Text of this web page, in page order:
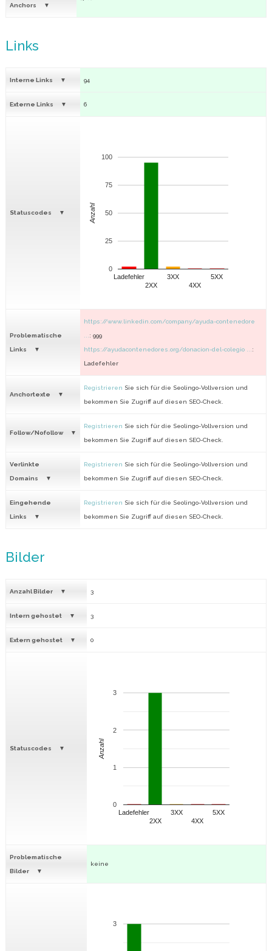
Anchors
Links
Interne Links 94
Externe Links 6
Statuscodes
Ladefehler
2XX
3XX
4XX
5XX
0
25
50
75
100
Anzahl
Problematische
Links
https://www.linkedin.com/company/ayuda-contenedore
: 999
https://ayudacontenedores.org/donacion-del-colegio ... :
Ladefehler
Anchortexte
Registrieren Sie sich für die Seolingo-Vollversion und
bekommen Sie Zugriff auf diesen SEO-Check.
Follow/Nofollow
Registrieren Sie sich für die Seolingo-Vollversion und
bekommen Sie Zugriff auf diesen SEO-Check.
Verlinkte
Domains
Registrieren Sie sich für die Seolingo-Vollversion und
bekommen Sie Zugriff auf diesen SEO-Check.
Eingehende
Links
Registrieren Sie sich für die Seolingo-Vollversion und
bekommen Sie Zugriff auf diesen SEO-Check.
Bilder
Anzahl Bilder 3
Intern gehostet 3
Extern gehostet 0
Statuscodes
Ladefehler
2XX
3XX
4XX
5XX
0
1
2
3
Anzahl
Problematische
Bilder
keine
3